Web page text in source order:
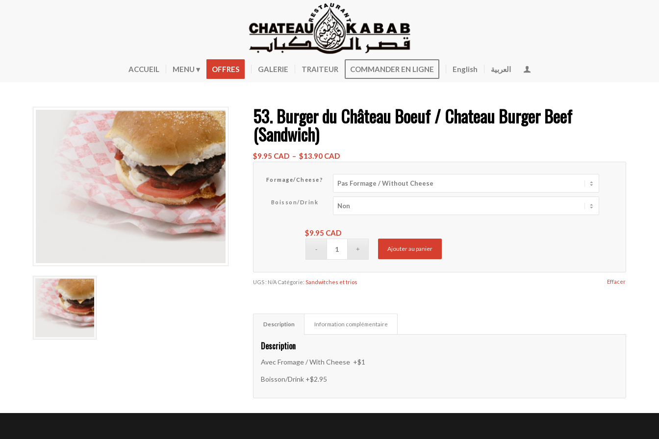
ACCUEIL MENU OFFRES GALERIE TRAITEUR COMMANDER EN LIGNE English العربية
53. Burger du Château Boeuf / Chateau Burger Beef
(Sandwich)
$9.95 CAD – $13.90 CADPlage
prix :
$9.95 CAD
à
$13.90 CAD
Formage/Cheese?
Boisson/Drink
Effacer
$9.95 CAD
Ajouter au panier
UGS : N/A Catégorie:Sandwitches et trios
Description Information complémentaire
Description
Avec Fromage / With Cheese +$1
Boisson/Drink +$2.95